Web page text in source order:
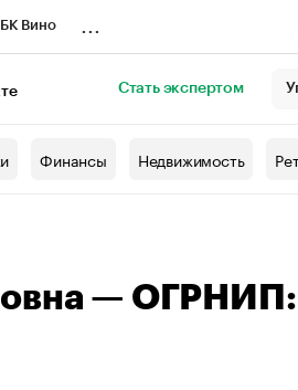
Вино
Стать экспертом
Финансы Недвижимость
— ОГРНИП: